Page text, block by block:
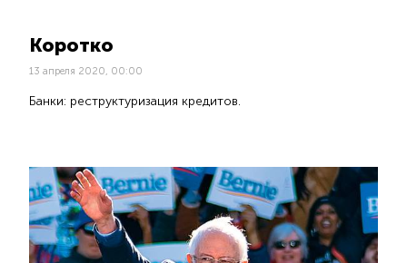
Коротко
13 апреля 2020, 00:00
Банки: реструктуризация кредитов.